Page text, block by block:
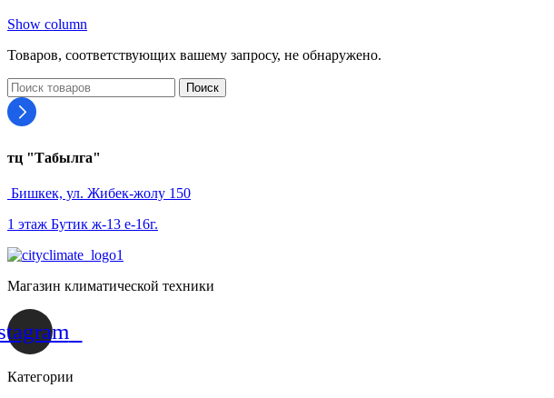
Show column
Товаров, соответствующих вашему запросу, не обнаружено.
Поиск
тц "Табылга"
Бишкек, ул. Жибек-жолу 150
1 этаж Бутик ж-13 е-16г.
Магазин климатической техники
Категории